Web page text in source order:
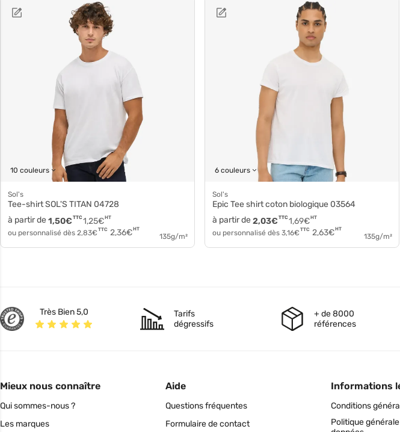
10 couleurs
Sol's
Tee-shirt SOL'S TITAN 04728
à partir de
1,25€HT
1,50€ TTC
ou personnalisé dès 2,83€ TTC 2,36€HT
135g/m²
6 couleurs
Sol's
Epic Tee shirt coton biologique 03564
à partir de
1,69€HT
2,03€ TTC
ou personnalisé dès 3,16€ TTC 2,63€HT
135g/m²
Très Bien 5,0
Tarifs
dégressifs
+ de 8000
références
Mieux nous connaître
Qui sommes-nous ?
Les marques
Aide
Questions fréquentes
Formulaire de contact
Informations
Conditions
Politique